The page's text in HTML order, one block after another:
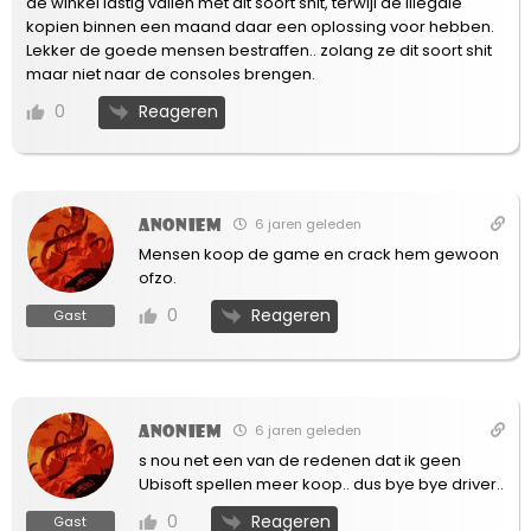
kopien binnen een maand daar een oplossing voor hebben.
Lekker de goede mensen bestraffen.. zolang ze dit soort shit
maar niet naar de consoles brengen.
0 Reageren
Gast
Anoniem 6 jaren geleden
Mensen koop de game en crack hem gewoon
ofzo.
0 Reageren
Gast
Anoniem 6 jaren geleden
s nou net een van de redenen dat ik geen
Ubisoft spellen meer koop.. dus bye bye driver..
0 Reageren